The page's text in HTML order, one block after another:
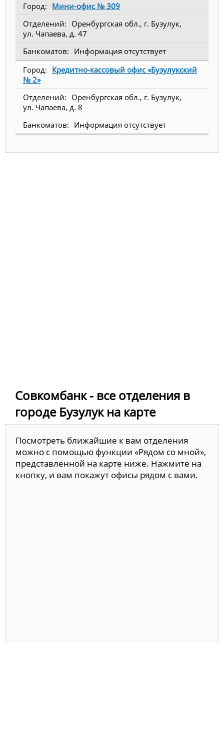
Мини-офис № 309
Оренбургская обл., г. Бузулук,
ул. Чапаева, д. 47
Информация отсутствует
Кредитно-кассовый офис «Бузулукский
№ 2»
Оренбургская обл., г. Бузулук,
ул. Чапаева, д. 8
Информация отсутствует
Совкомбанк - все отделения в
городе Бузулук на карте
Посмотреть ближайшие к вам отделения
можно с помощью функции «Рядом со мной»,
представленной на карте ниже. Нажмите на
кнопку, и вам покажут офисы рядом с вами.